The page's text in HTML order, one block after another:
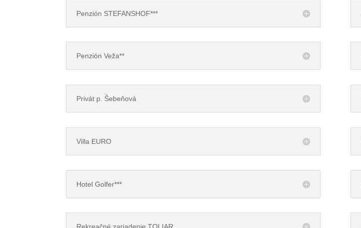
Penzión STEFANSHOF***
Penzión Veža**
Privát p. Šebeňová
Villa EURO
Hotel Golfer***